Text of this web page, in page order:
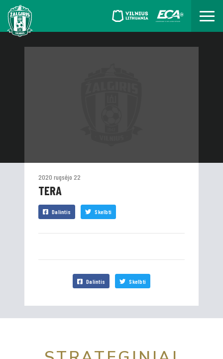
2020 rugsėjo 22
TERA
Dalintis Skelbti
Dalintis Skelbti